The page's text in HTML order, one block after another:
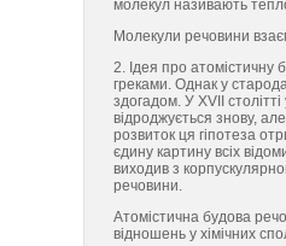
молекул називають
Молекули речовини
2. Ідея про атомістичну
греками. Однак у
здогадом. У XVII
відроджується знову,
розвиток ця гіпотеза
єдину картину всіх
виходив з
речовини.
Атомістична будова
відношень у хімічних